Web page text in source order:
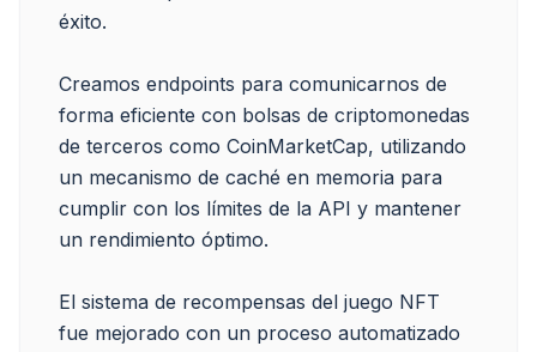
éxito.
Creamos endpoints para comunicarnos de
forma eficiente con bolsas de criptomonedas
de terceros como CoinMarketCap, utilizando
un mecanismo de caché en memoria para
cumplir con los límites de la API y mantener
un rendimiento óptimo.
El sistema de recompensas del juego NFT
fue mejorado con un proceso automatizado